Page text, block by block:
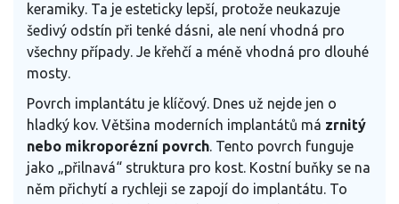
keramiky. Ta je esteticky lepší, protože neukazuje
šedivý odstín při tenké dásni, ale není vhodná pro
všechny případy. Je křehčí a méně vhodná pro dlouhé
mosty.
Povrch implantátu je klíčový. Dnes už nejde jen o
hladký kov. Většina moderních implantátů má zrnitý
nebo mikroporézní povrch. Tento povrch funguje
jako „přilnavá“ struktura pro kost. Kostní buňky se na
něm přichytí a rychleji se zapojí do implantátu. To